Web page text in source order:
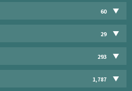
60
29
293
1,787